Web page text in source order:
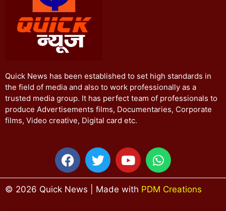
Quick News has been established to set high standards in
the field of media and also to work professionally as a
trusted media group. It has perfect team of professionals to
produce Advertisements films, Documentaries, Corporate
films, Video creative, Digital card etc.
© 2026 Quick News | Made with PDM Creations